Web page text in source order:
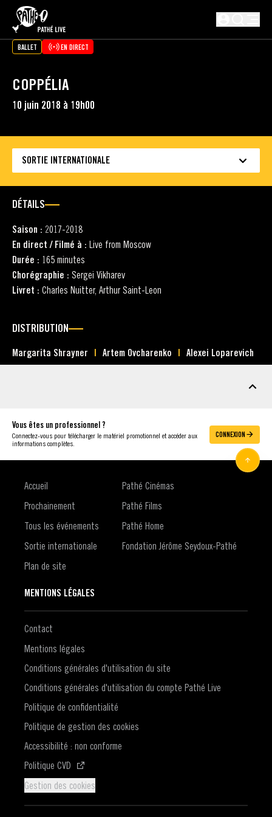
PASSER AU CONTENU PRINCIPAL
BALLET EN DIRECT
COPPÉLIA
10 juin 2018 à 19h00
SORTIE INTERNATIONALE
DÉTAILS
Saison : 2017-2018
En direct / Filmé à : Live from Moscow
Durée : 165 minutes
Chorégraphie : Sergei Vikharev
Livret : Charles Nuitter, Arthur Saint-Leon
DISTRIBUTION
Margarita Shrayner Artem Ovcharenko Alexei Loparevich
Vous êtes un professionnel ?
Connectez-vous pour télécharger le matériel promotionnel et accéder aux
informations complètes.
CONNEXION
Accueil
Prochainement
Tous les événements
Sortie internationale
Plan de site
Pathé Cinémas
Pathé Films
Pathé Home
Fondation Jérôme Seydoux-Pathé
MENTIONS LÉGALES
Contact
Mentions légales
Conditions générales d'utilisation du site
Conditions générales d'utilisation du compte Pathé Live
Politique de confidentialité
Politique de gestion des cookies
Accessibilité : non conforme
Politique CVD (S'ouvre dans une nouvelle fenêtre)
Gestion des cookies